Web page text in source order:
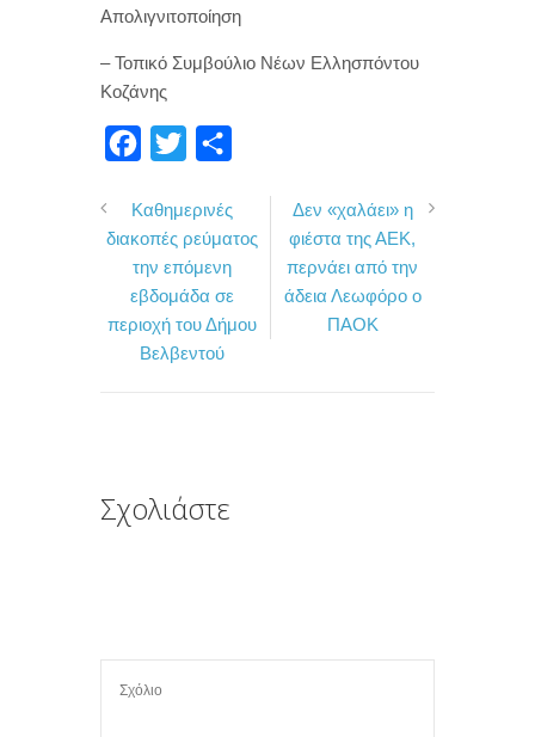
Απολιγνιτοποίηση
– Τοπικό Συμβούλιο Νέων Ελλησπόντου
Κοζάνης
c
e
b
o
o
i
t
t
e
r
ι
ρ
α
σ
Καθημερινές
διακοπές ρεύματος
την επόμενη
εβδομάδα σε
περιοχή του Δήμου
Βελβεντού
Δεν «χαλάει» η
φιέστα της ΑΕΚ,
περνάει από την
άδεια Λεωφόρο ο
ΠΑΟΚ
Σχολιάστε